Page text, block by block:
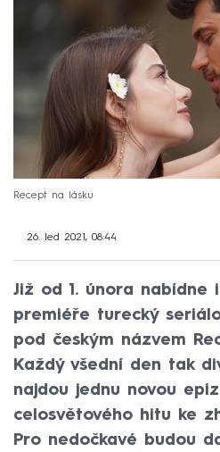
Recept na lásku
26. led 2021, 08:44
Již od 1. února nabídne
premiéře turecký
pod českým názvem
Každý všední den tak
najdou jednu novou
celosvětového hitu ke
Pro nedočkavé budou